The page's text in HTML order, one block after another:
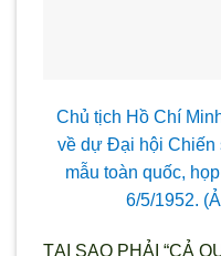
Chủ tịch Hồ Chí
về dự Đại hội Chiến
mẫu toàn quốc,
6/5/1952.
TẠI SAO PHẢI “CẢ